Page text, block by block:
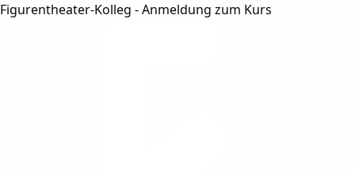
Figurentheater-Kolleg - Anmeldung zum Kurs